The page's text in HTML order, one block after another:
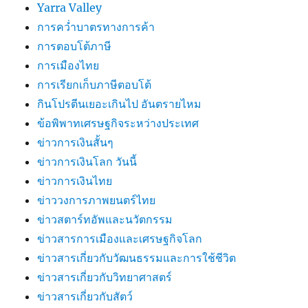
Yarra Valley
การคว่ำบาตรทางการค้า
การตอบโต้ภาษี
การเมืองไทย
การเรียกเก็บภาษีตอบโต้
กินโปรตีนเยอะเกินไป อันตรายไหม
ข้อพิพาทเศรษฐกิจระหว่างประเทศ
ข่าวการเงินสั้นๆ
ข่าวการเงินโลก วันนี้
ข่าวการเงินไทย
ข่าววงการภาพยนตร์ไทย
ข่าวสตาร์ทอัพและนวัตกรรม
ข่าวสารการเมืองและเศรษฐกิจโลก
ข่าวสารเกี่ยวกับวัฒนธรรมและการใช้ชีวิต
ข่าวสารเกี่ยวกับวิทยาศาสตร์
ข่าวสารเกี่ยวกับสัตว์